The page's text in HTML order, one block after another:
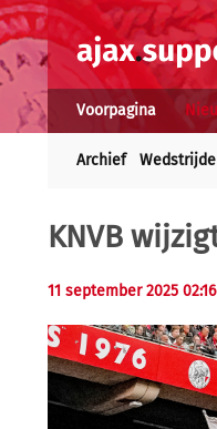
Voorpagina
Archief
KNVB
11 september 2025